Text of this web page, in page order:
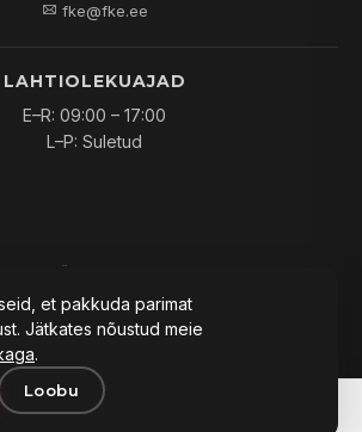
fke@fke.ee
LAHTIOLEKUAJAD
E–R: 09:00 – 17:00
L–P: Suletud
et pakkuda parimat
Jätkates nõustud meie
.
Loobu